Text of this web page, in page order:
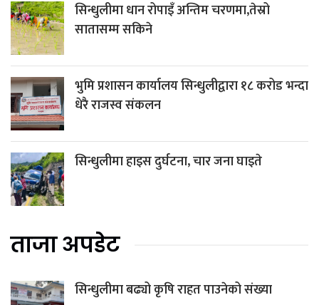
सिन्धुलीमा धान रोपाइँ अन्तिम चरणमा,तेस्रो
सातासम्म सकिने
भुमि प्रशासन कार्यालय सिन्धुलीद्वारा १८ करोड भन्दा
धेरै राजस्व संकलन
सिन्धुलीमा हाइस दुर्घटना, चार जना घाइते
ताजा अपडेट
सिन्धुलीमा बढ्यो कृषि राहत पाउनेको संख्या